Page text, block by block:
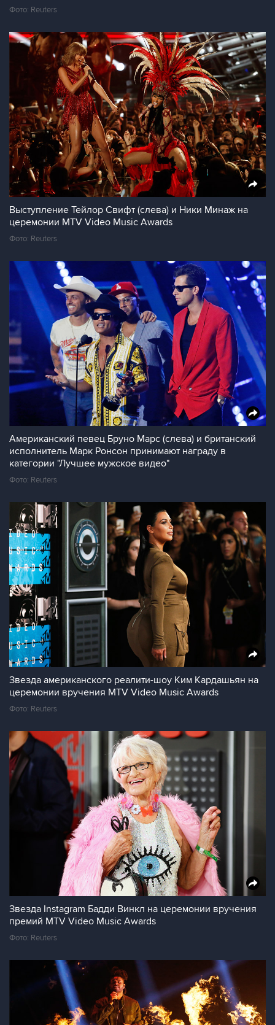
Фото: Reuters
Выступление Тейлор Свифт (слева) и Ники Минаж на
церемонии MTV Video Music Awards
Фото: Reuters
Американский певец Бруно Марс (слева) и британский
исполнитель Марк Ронсон принимают награду в
категории "Лучшее мужское видео"
Фото: Reuters
Звезда американского реалити-шоу Ким Кардашьян на
церемонии вручения MTV Video Music Awards
Фото: Reuters
Звезда Instagram Бадди Винкл на церемонии вручения
премий MTV Video Music Awards
Фото: Reuters